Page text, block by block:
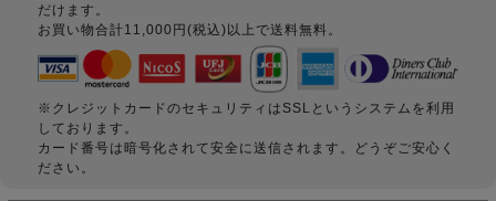
だけます。
お買い物合計11,000円(税込)以上で送料無料。
※クレジットカードのセキュリティはSSLというシステムを利用
しております。
カード番号は暗号化されて安全に送信されます。どうぞご安心く
ださい。